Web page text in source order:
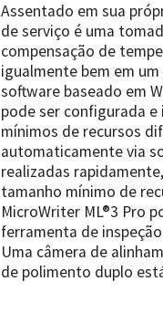
Assentado em sua
de serviço é uma
compensação de
igualmente bem em
software baseado em
pode ser configurada
mínimos de recursos
automaticamente via
realizadas
tamanho mínimo de
MicroWriter ML®3 Pro
ferramenta de
Uma câmera de
de polimento duplo